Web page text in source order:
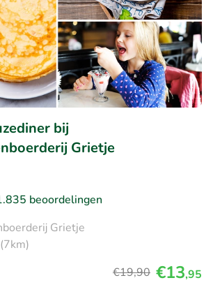
bij
Grietje
beoordelingen
Grietje
€19,90 €13,95